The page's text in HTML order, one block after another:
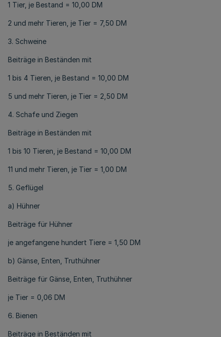
1 Tier, je Bestand = 10,00 DM
2 und mehr Tieren, je Tier = 7,50 DM
3. Schweine
Beiträge in Beständen mit
1 bis 4 Tieren, je Bestand = 10,00 DM
5 und mehr Tieren, je Tier = 2,50 DM
4. Schafe und Ziegen
Beiträge in Beständen mit
1 bis 10 Tieren, je Bestand = 10,00 DM
11 und mehr Tieren, je Tier = 1,00 DM
5. Geflügel
a) Hühner
Beiträge für Hühner
je angefangene hundert Tiere = 1,50 DM
b) Gänse, Enten, Truthühner
Beiträge für Gänse, Enten, Truthühner
je Tier = 0,06 DM
6. Bienen
Beiträge in Beständen mit